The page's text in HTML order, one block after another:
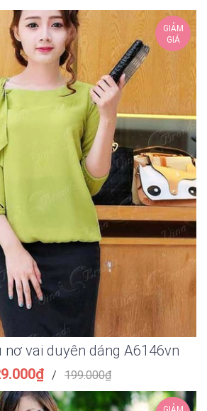
GIẢM
GIÁ
nơ vai duyên dáng A6146vn
/ 199.000₫